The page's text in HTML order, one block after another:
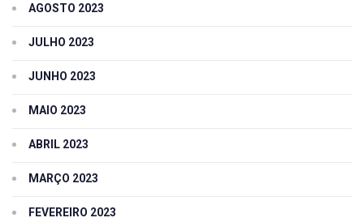
AGOSTO 2023
JULHO 2023
JUNHO 2023
MAIO 2023
ABRIL 2023
MARÇO 2023
FEVEREIRO 2023